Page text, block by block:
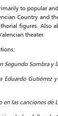
to popular
Country and
figures. Also
theater.
Sombra y
Gutiérrez y
las canciones de